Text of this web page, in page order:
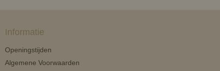
Informatie
Openingstijden
Algemene Voorwaarden